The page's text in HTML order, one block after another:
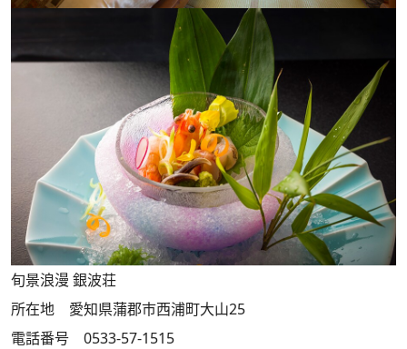
旬景浪漫 銀波荘
所在地 愛知県蒲郡市西浦町大山25
電話番号 0533-57-1515